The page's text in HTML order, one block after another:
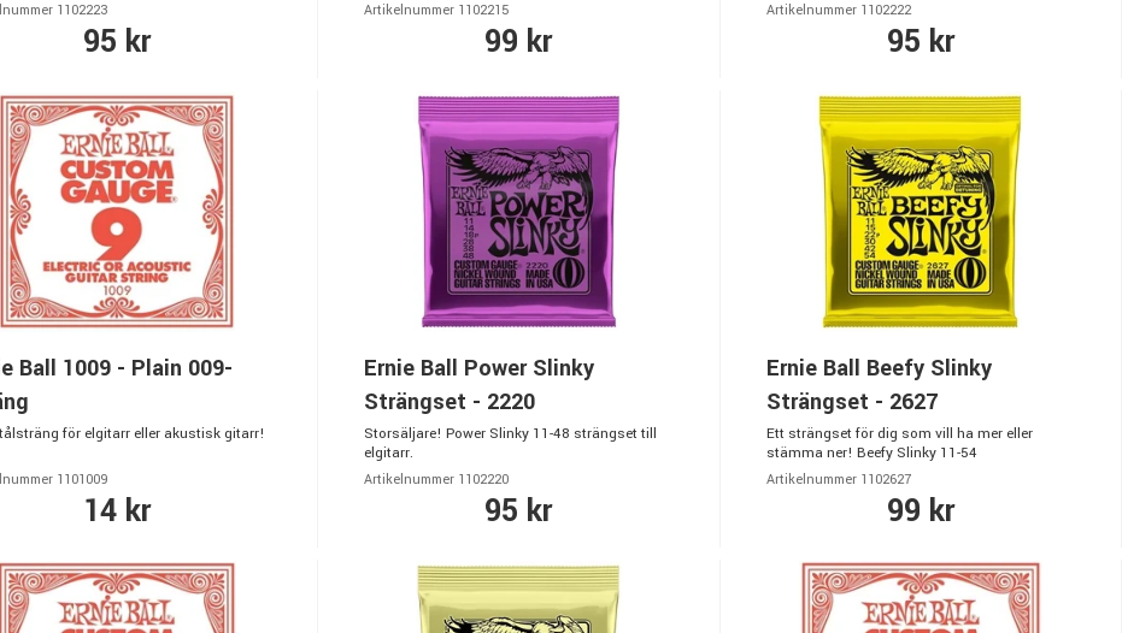
1102223
95 kr
Artikelnummer 1102215
99 kr
Artikelnummer 1102222
95 kr
Ball 1009 - Plain 009-
för elgitarr eller akustisk gitarr!
1101009
14 kr
Ernie Ball Power Slinky
Strängset - 2220
Storsäljare! Power Slinky 11-48 strängset till
elgitarr.
Artikelnummer 1102220
95 kr
Ernie Ball Beefy Slinky
Strängset - 2627
Ett strängset för dig som vill ha mer eller
stämma ner! Beefy Slinky 11-54
Artikelnummer 1102627
99 kr